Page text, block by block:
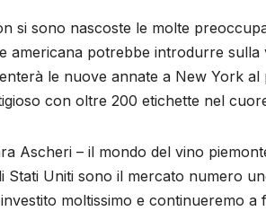
si sono nascoste le molte
americana potrebbe introdurre
le nuove annate a New York
con oltre 200 etichette nel
Ascheri – il mondo del vino
Stati Uniti sono il mercato numero
moltissimo e continueremo